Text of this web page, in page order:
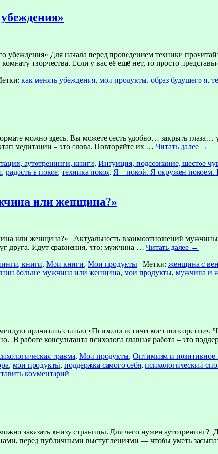
убеждения» Для начала перед проведением техники
творчества. Если у вас её ещё нет, то просто
как менять убеждения, мои продукты, образ будущего я,
можно здесь. Вы можете сесть удобно… закрыть
медитации – это слова. Повторяйте их … Читать далее →
аутотренинги, книги, Интуиция, подсознание, шестое
, радость в покое, техника покоя, Я – покой. Я окружен покоем.
или женщина?»
или женщина?» Актуальность взаимоотношений
друга. Идут сравнения, что: мужчина … Читать далее →
книги, Мои книги, Мои продукты | Метки: женщина с
больше мужчина или женщина, мои продукты, мужчина и
прочитать статью «Психологистическое
В работе консультанта психолога главная работа – это
травма, Мои продукты, Оптимизм и
, мои продукты, поддержка самого себя, психологический
комментарий
внизу страницы. Для чего нужен аутотренинг?
перед публичными выступлениями — чтобы уметь